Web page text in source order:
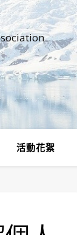
活動花絮